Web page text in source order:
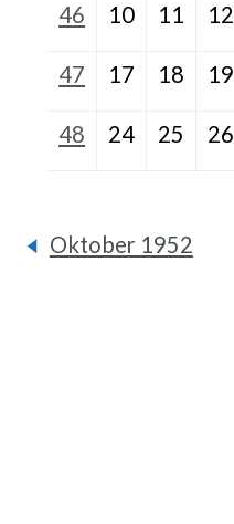
46 10 11 12
47 17 18 19
48 24 25 26
Oktober 1952